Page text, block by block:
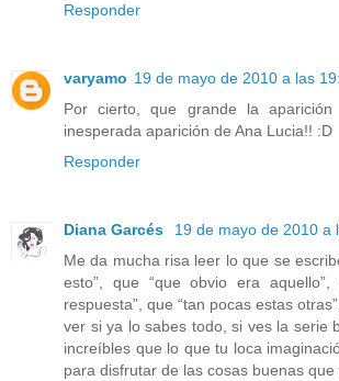
Responder
varyamo 19 de mayo de 2010 a las
Por cierto, que grande la
inesperada aparición de Ana Lucia!! :D
Responder
Diana Garcés
19 de mayo de 2010 a
Me da mucha risa leer lo que se
esto”, que “que obvio era
respuesta”, que “tan pocas estas
ver si ya lo sabes todo, si ves la serie
increíbles que lo que tu loca
para disfrutar de las cosas buenas